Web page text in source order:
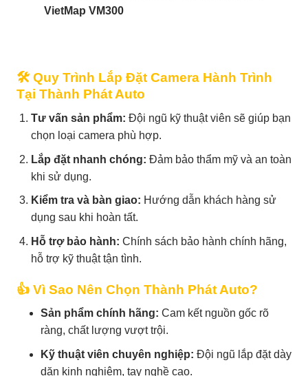
VietMap VM300
🛠️ Quy Trình Lắp Đặt Camera Hành Trình
Tại Thành Phát Auto
Tư vấn sản phẩm: Đội ngũ kỹ thuật viên sẽ giúp bạn
chọn loại camera phù hợp.
Lắp đặt nhanh chóng: Đảm bảo thẩm mỹ và an toàn
khi sử dụng.
Kiểm tra và bàn giao: Hướng dẫn khách hàng sử
dụng sau khi hoàn tất.
Hỗ trợ bảo hành: Chính sách bảo hành chính hãng,
hỗ trợ kỹ thuật tận tình.
👍 Vì Sao Nên Chọn Thành Phát Auto?
Sản phẩm chính hãng: Cam kết nguồn gốc rõ
ràng, chất lượng vượt trội.
Kỹ thuật viên chuyên nghiệp: Đội ngũ lắp đặt dày
dặn kinh nghiệm, tay nghề cao.